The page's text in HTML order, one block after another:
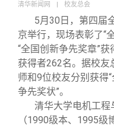
院
专业
兴趣
捐
捐赠
捐赠
媒体平台
《
《水
我要
百年清
清华
清华
校友服
终身
校友总
清华新闻网
| 校友总会
5月30日，第四届
京举行，现场表彰了“
“全国创新争先奖章”
获得者262名。据校
师和9位校友分别获得
争先奖状”。
清华大学电机工
（1990级本、1995级